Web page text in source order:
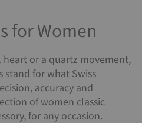
for Women
heart or a quartz movement,
stand for what Swiss
accuracy and
of women classic
for any occasion.